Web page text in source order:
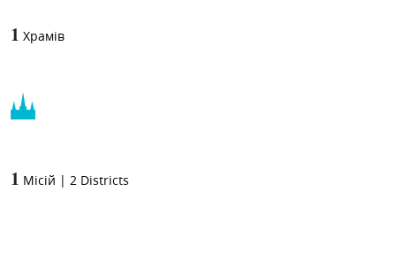
1 Храмів
1 Місій | 2 Districts